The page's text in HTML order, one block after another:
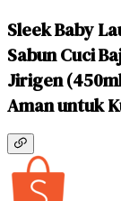
Sleek Baby
Sabun Cuci
Jirigen
Aman untuk